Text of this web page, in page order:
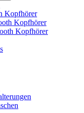
Kopfhörer
Kopfhörer
Kopfhörer